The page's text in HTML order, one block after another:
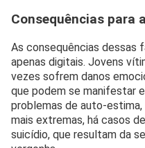
Consequências para
As consequências dessas
apenas digitais. Jovens
vezes sofrem danos
que podem se manifestar
problemas de auto-
mais extremas, há casos
suicídio, que resultam da